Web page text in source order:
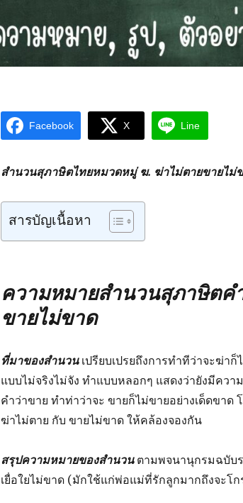
Facebook X Line
สำนวนสุภาษิตไทยหมวดหมู่ ฆ. ฆ่าไม่ตายขายไม่
สารบัญเนื้อหา
ความหมายสำนวนสุภาษิตค
ขายไม่ขาด
ที่มาของสำนวนเปรียบเปรยถึงการทำทีว่าจะฆ่าก็
แบบไม่จริงไม่จัง ทำแบบหลอกๆ แสดงว่ายังมีควา
คำว่าขาย ทำท่าว่าจะ ขายก็ไม่ขายอย่างเด็ดขาด
ฆ่าไม่ตาย กับ ขายไม่ขาด ให้คล้องจองกัน
สรุปความหมายของสำนวนตามพจนานุกรมฉบับ
เยื่อใยไม่ขาด (มักใช้แก่พ่อแม่ที่รักลูกมากถึงจะโ